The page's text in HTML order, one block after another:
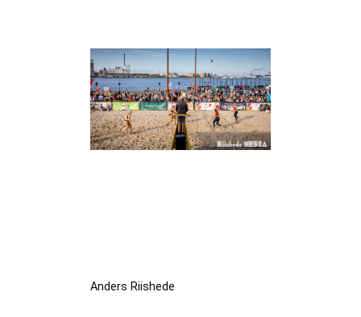
Anders Riishede